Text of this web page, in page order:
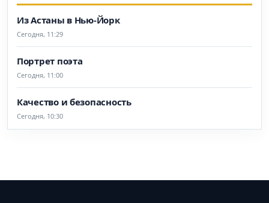
Из Астаны в Нью-Йорк
Сегодня, 11:29
Портрет поэта
Сегодня, 11:00
Качество и безопасность
Сегодня, 10:30